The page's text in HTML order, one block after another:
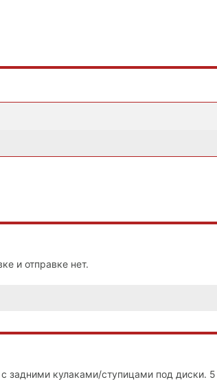
и отправке нет.
задними кулаками/ступицами под диски.